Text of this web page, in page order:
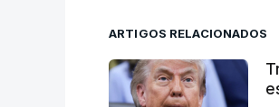
ARTIGOS RELACIONADOS